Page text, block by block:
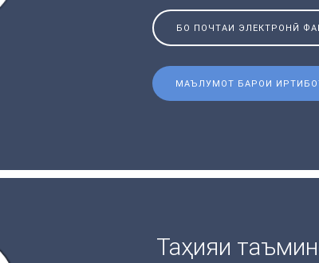
БО ПОЧТАИ ЭЛЕКТРОНӢ
МАЪЛУМОТ БАРОИ
Таҳияи